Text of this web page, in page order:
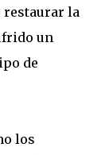
restaurar la
un
de
los